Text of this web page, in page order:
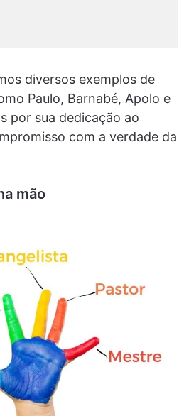
diversos exemplos de
Paulo, Barnabé, Apolo e
por sua dedicação ao
com a verdade da
mão